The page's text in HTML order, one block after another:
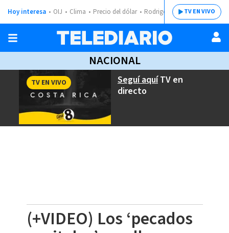
Hoy interesa OIJ Clima Precio del dólar Rodrigo ChavesTV EN VIVO
NACIONAL
Seguí aquíTV en
directo
TV EN VIVO
(+VIDEO) Los ‘pecados